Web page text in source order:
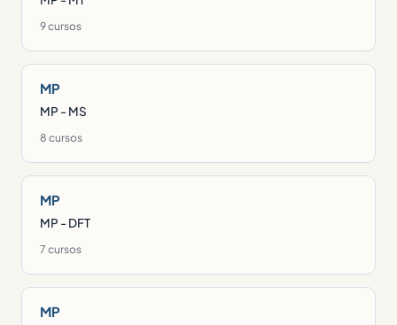
9 cursos
MP
MP - MS
8 cursos
MP
MP - DFT
7 cursos
MP